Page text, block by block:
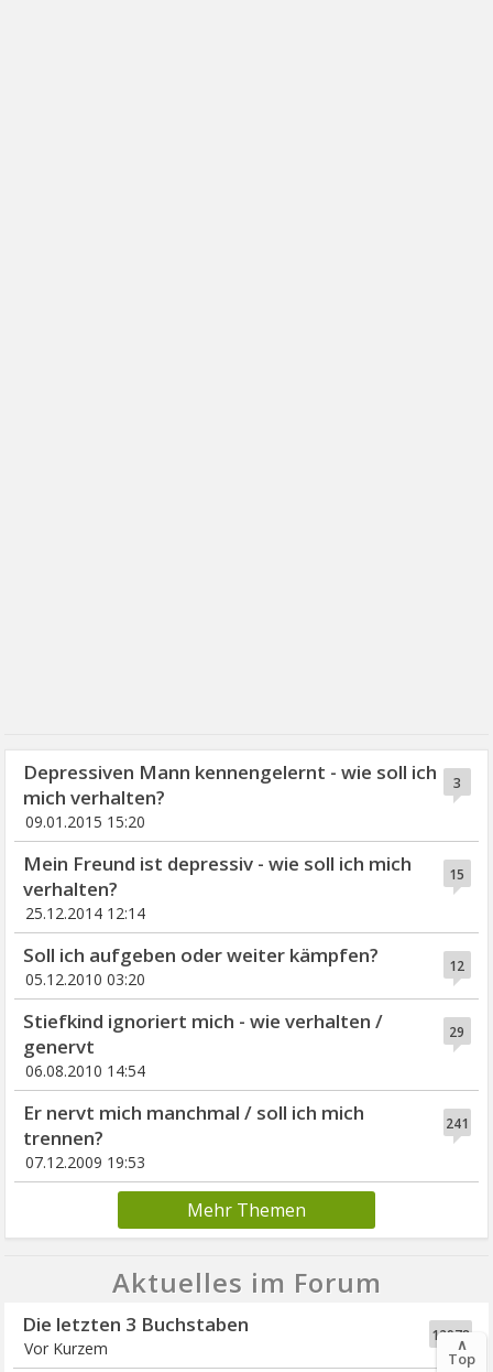
3
Depressiven Mann kennengelernt - wie soll ich
mich verhalten?
09.01.2015 15:20
15
Mein Freund ist depressiv - wie soll ich mich
verhalten?
25.12.2014 12:14
12
Soll ich aufgeben oder weiter kämpfen?
05.12.2010 03:20
29
Stiefkind ignoriert mich - wie verhalten /
genervt
06.08.2010 14:54
241
Er nervt mich manchmal / soll ich mich
trennen?
07.12.2009 19:53
Mehr Themen
Aktuelles im Forum
12978
Die letzten 3 Buchstaben
Vor Kurzem ∧
Top